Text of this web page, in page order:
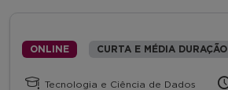
ONLINE CURTA E MÉDIA DURAÇÃO
Tecnologia e Ciência de Dados